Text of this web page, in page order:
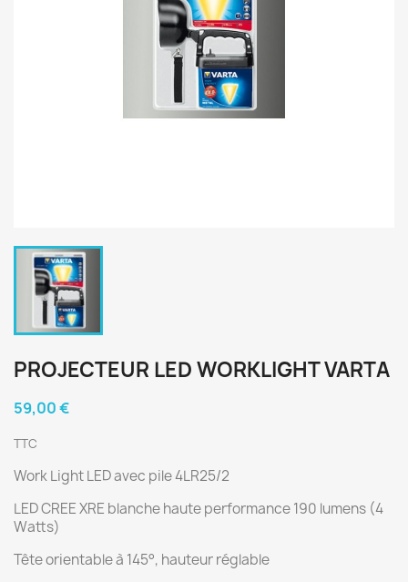
PROJECTEUR LED WORKLIGHT VARTA
59,00 €
TTC
Work Light LED avec pile 4LR25/2
LED CREE XRE blanche haute performance 190 lumens (4
Watts)
Tête orientable à 145°, hauteur réglable